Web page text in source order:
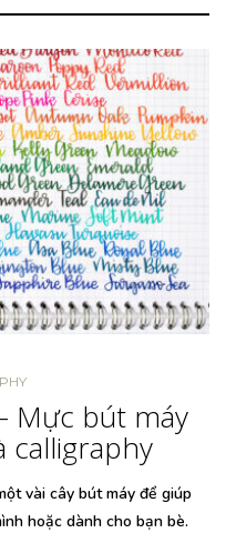
Mực bút máy
calligraphy
vài cây bút máy để giúp
hoặc dành cho bạn bè.